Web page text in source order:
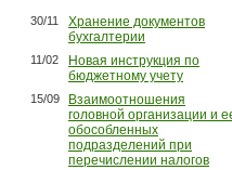
30/11
Хранение документов
бухгалтерии
11/02
Новая инструкция по
бюджетному учету
15/09
Взаимоотношения
головной организации и
обособленных
подразделений при
перечислении налогов